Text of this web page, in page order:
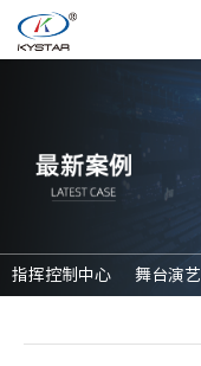
指挥控制中心 舞台演艺